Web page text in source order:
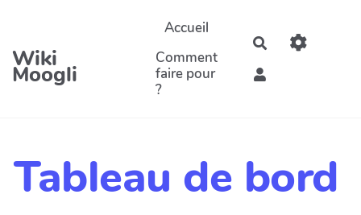
Aller au contenu principal
Wiki
Moogli
Accueil
Comment
faire pour
?
Rechercher
Tableau de bord